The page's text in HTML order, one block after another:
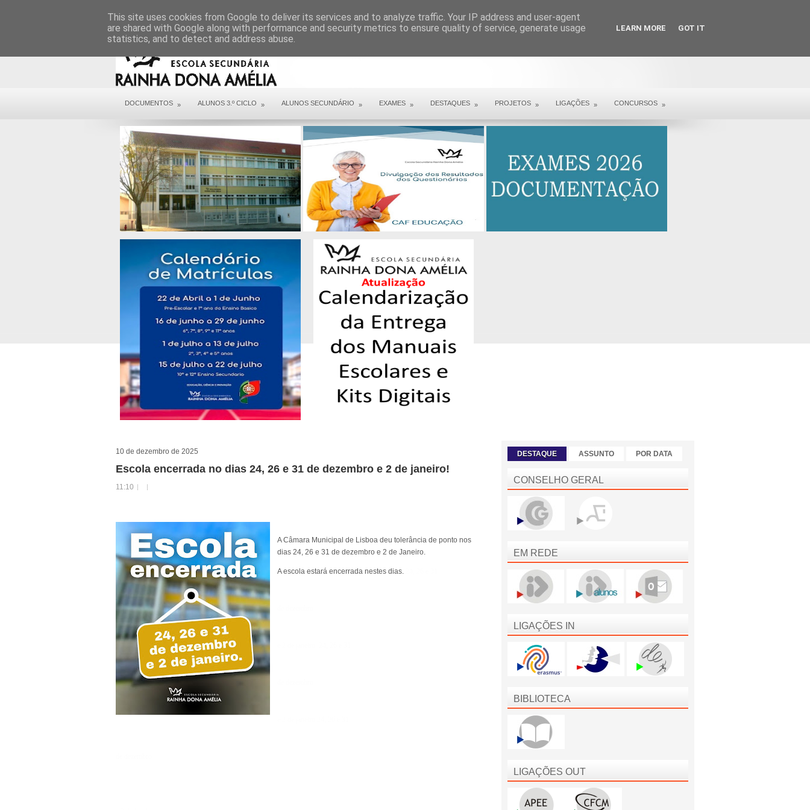
DOCUMENTOS » ALUNOS 3.º CICLO » ALUNOS SECUNDÁRIO » EXAMES » DESTAQUES » PROJETOS » LIGAÇÕES » CONCURSOS »
10 de dezembro de 2025
Escola encerrada no dias 24, 26 e 31 de dezembro e 2 de janeiro!
11:10
A Câmara Municipal de Lisboa deu tolerância de ponto nos
dias 24, 26 e 31 de dezembro e 2 de Janeiro.
A escola estará encerrada nestes dias.
DESTAQUE ASSUNTO POR DATA
CONSELHO GERAL
EM REDE
LIGAÇÕES IN
BIBLIOTECA
LIGAÇÕES OUT
This site uses cookies from Google to deliver its services and to analyze traffic. Your IP address and user-agent
are shared with Google along with performance and security metrics to ensure quality of service, generate usage
statistics, and to detect and address abuse.
LEARN MORE GOT IT